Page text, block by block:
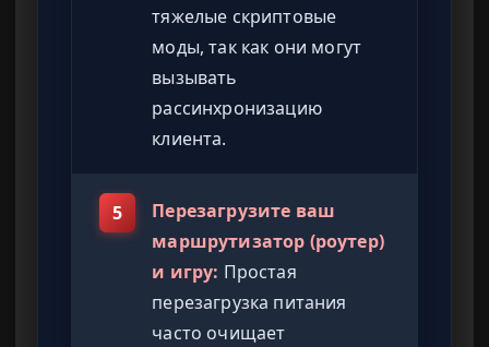
тяжелые скриптовые
моды, так как они могут
вызывать
рассинхронизацию
клиента.
5
Перезагрузите ваш
маршрутизатор (роутер)
и игру: Простая
перезагрузка питания
часто очищает